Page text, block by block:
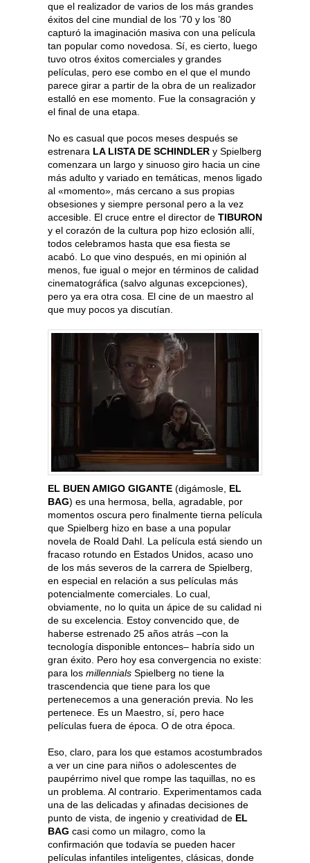
que el realizador de varios de los más grandes
éxitos del cine mundial de los ’70 y los ’80
capturó la imaginación masiva con una película
tan popular como novedosa. Sí, es cierto, luego
tuvo otros éxitos comerciales y grandes
películas, pero ese combo en el que el mundo
parece girar a partir de la obra de un realizador
estalló en ese momento. Fue la consagración y
el final de una etapa.
No es casual que pocos meses después se
estrenara LA LISTA DE SCHINDLER y Spielberg
comenzara un largo y sinuoso giro hacia un cine
más adulto y variado en temáticas, menos ligado
al «momento», más cercano a sus propias
obsesiones y siempre personal pero a la vez
accesible. El cruce entre el director de TIBURON
y el corazón de la cultura pop hizo eclosión allí,
todos celebramos hasta que esa fiesta se
acabó. Lo que vino después, en mi opinión al
menos, fue igual o mejor en términos de calidad
cinematográfica (salvo algunas excepciones),
pero ya era otra cosa. El cine de un maestro al
que muy pocos ya discutían.
EL BUEN AMIGO GIGANTE (digámosle, EL
BAG) es una hermosa, bella, agradable, por
momentos oscura pero finalmente tierna película
que Spielberg hizo en base a una popular
novela de Roald Dahl. La película está siendo un
fracaso rotundo en Estados Unidos, acaso uno
de los más severos de la carrera de Spielberg,
en especial en relación a sus películas más
potencialmente comerciales. Lo cual,
obviamente, no lo quita un ápice de su calidad ni
de su excelencia. Estoy convencido que, de
haberse estrenado 25 años atrás –con la
tecnología disponible entonces– habría sido un
gran éxito. Pero hoy esa convergencia no existe:
para los millennials Spielberg no tiene la
trascendencia que tiene para los que
pertenecemos a una generación previa. No les
pertenece. Es un Maestro, sí, pero hace
películas fuera de época. O de otra época.
Eso, claro, para los que estamos acostumbrados
a ver un cine para niños o adolescentes de
paupérrimo nivel que rompe las taquillas, no es
un problema. Al contrario. Experimentamos cada
una de las delicadas y afinadas decisiones de
punto de vista, de ingenio y creatividad de EL
BAG casi como un milagro, como la
confirmación que todavía se pueden hacer
películas infantiles inteligentes, clásicas, donde